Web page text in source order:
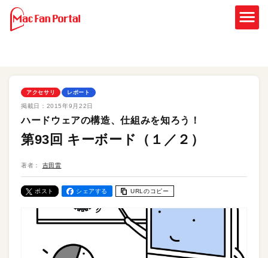
アクセサリ レポート
掲載日： 2015年9月22日
ハードウェアの構造、仕組みを知ろう！
第93回 キーボード（１／２）
著者： 吉田雷
ポスト シェアする URLのコピー